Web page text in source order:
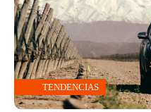
TENDENCIAS